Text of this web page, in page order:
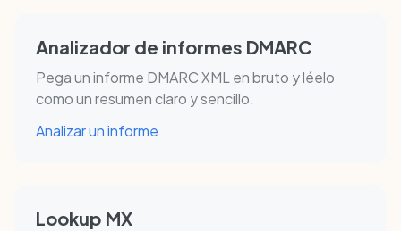
Analizador de informes DMARC
Pega un informe DMARC XML en bruto y léelo
como un resumen claro y sencillo.
Analizar un informe
Lookup MX